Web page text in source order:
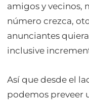
amigos y vecinos,
número crezca,
anunciantes
inclusive
Así que desde el
podemos preveer